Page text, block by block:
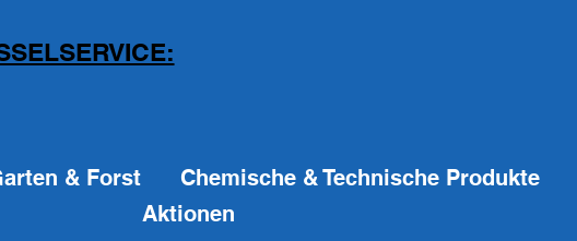
& Forst
Chemische & Technische Produkte
Aktionen